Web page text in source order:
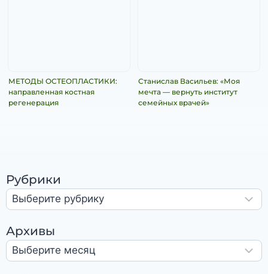
МЕТОДЫ ОСТЕОПЛАСТИКИ:
направленная костная
регенерация
Станислав Васильев: «Моя
мечта — вернуть институт
семейных врачей»
Рубрики
Архивы